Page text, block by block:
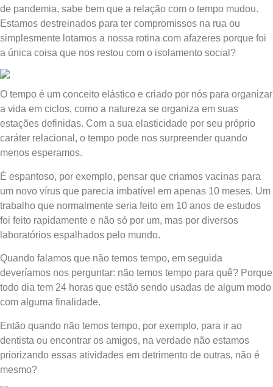
de pandemia, sabe bem que a relação com o tempo mudou.
Estamos destreinados para ter compromissos na rua ou
simplesmente lotamos a nossa rotina com afazeres porque foi
a única coisa que nos restou com o isolamento social?
O tempo é um conceito elástico e criado por nós para organizar
a vida em ciclos, como a natureza se organiza em suas
estações definidas. Com a sua elasticidade por seu próprio
caráter relacional, o tempo pode nos surpreender quando
menos esperamos.
É espantoso, por exemplo, pensar que criamos vacinas para
um novo vírus que parecia imbatível em apenas 10 meses. Um
trabalho que normalmente seria feito em 10 anos de estudos
foi feito rapidamente e não só por um, mas por diversos
laboratórios espalhados pelo mundo.
Quando falamos que não temos tempo, em seguida
deveríamos nos perguntar: não temos tempo para quê? Porque
todo dia tem 24 horas que estão sendo usadas de algum modo
com alguma finalidade.
Então quando não temos tempo, por exemplo, para ir ao
dentista ou encontrar os amigos, na verdade não estamos
priorizando essas atividades em detrimento de outras, não é
mesmo?